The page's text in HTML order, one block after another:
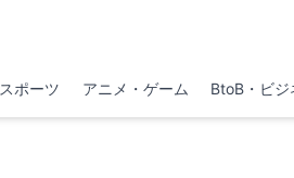
スポーツ アニメ・ゲーム BtoB・ビジ